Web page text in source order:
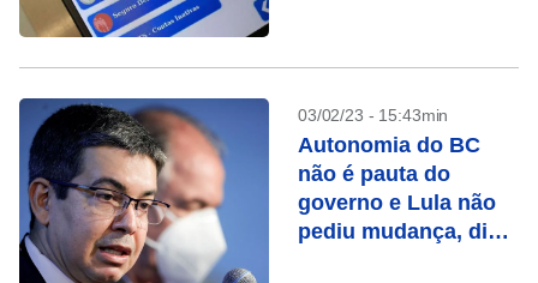
03/02/23 - 15:43min
Autonomia do BC
não é pauta do
governo e Lula não
pediu mudança, diz